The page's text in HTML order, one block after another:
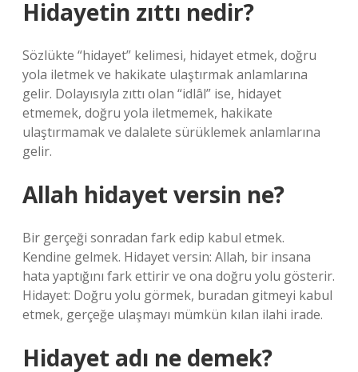
Hidayetin zıttı nedir?
Sözlükte “hidayet” kelimesi, hidayet etmek, doğru
yola iletmek ve hakikate ulaştırmak anlamlarına
gelir. Dolayısıyla zıttı olan “idlâl” ise, hidayet
etmemek, doğru yola iletmemek, hakikate
ulaştırmamak ve dalalete sürüklemek anlamlarına
gelir.
Allah hidayet versin ne?
Bir gerçeği sonradan fark edip kabul etmek.
Kendine gelmek. Hidayet versin: Allah, bir insana
hata yaptığını fark ettirir ve ona doğru yolu gösterir.
Hidayet: Doğru yolu görmek, buradan gitmeyi kabul
etmek, gerçeğe ulaşmayı mümkün kılan ilahi irade.
Hidayet adı ne demek?